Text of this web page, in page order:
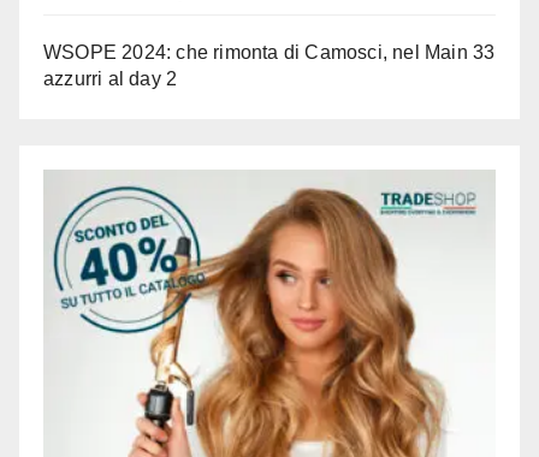
WSOPE 2024: che rimonta di Camosci, nel Main 33
azzurri al day 2